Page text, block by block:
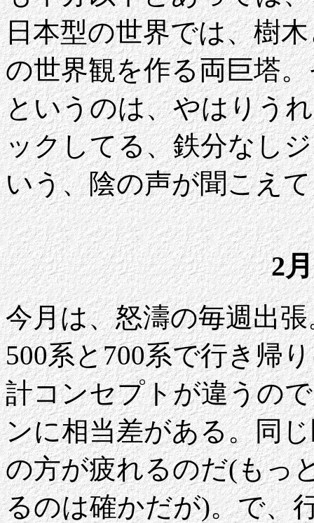
日本型の世界では、樹
の世界観を作る両巨塔
というのは、やはりう
ックしてる、鉄分なし
いう、陰の声が聞こえ
2
今月は、怒濤の毎週出
500系と700系で行き帰
計コンセプトが違うの
ンに相当差がある。同
の方が疲れるのだ(もっ
るのは確かだが)。で、